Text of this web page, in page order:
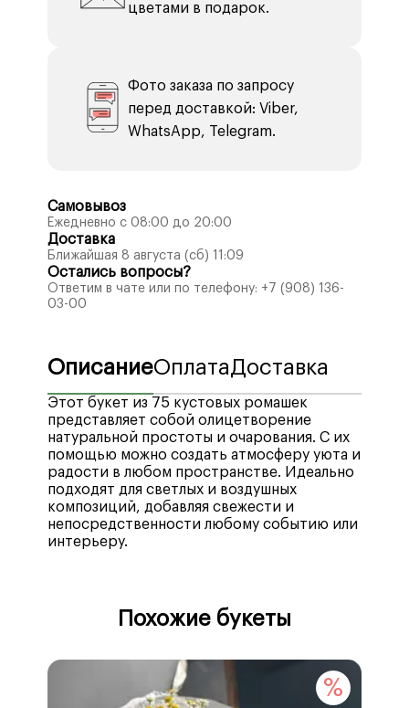
цветами в подарок.
Фото заказа по запросу
перед доставкой: Viber,
WhatsApp, Telegram.
Самовывоз
Ежедневно с 08:00 до 20:00
Доставка
Ближайшая 8 августа (сб) 11:09
Остались вопросы?
Ответим в чате или по телефону: +7 (908) 136-
03-00
ОписаниеОплата Доставка
Этот букет из 75 кустовых ромашек
представляет собой олицетворение
натуральной простоты и очарования. С их
помощью можно создать атмосферу уюта и
радости в любом пространстве. Идеально
подходят для светлых и воздушных
композиций, добавляя свежести и
непосредственности любому событию или
интерьеру.
различные платежные системы, кредитные
и дебетовые карты, а также электронные
максимальный комфорт наших клиентов
при совершении покупок, предлагая
надежные и удобные методы оплаты:
Стоимость доставки в отдаленные районы
оформлении заказа.
Минимальное время доставки после
оформления заказа –25 минут
Похожие букеты
%